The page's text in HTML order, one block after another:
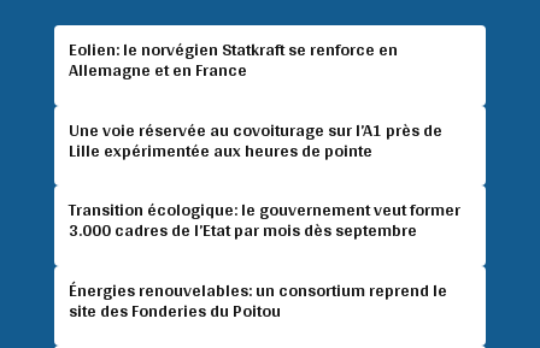
Eolien: le norvégien Statkraft se renforce en
Allemagne et en France
Une voie réservée au covoiturage sur l’A1 près de
Lille expérimentée aux heures de pointe
Transition écologique: le gouvernement veut former
3.000 cadres de l’Etat par mois dès septembre
Énergies renouvelables: un consortium reprend le
site des Fonderies du Poitou